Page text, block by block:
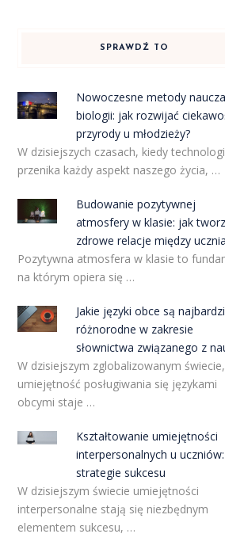
SPRAWDŹ TO
Nowoczesne metody
biologii: jak rozwijać
przyrody u młodzieży?
W dzisiejszych czasach, kiedy
przenika każdy aspekt naszego życia, …
Budowanie pozytywnej
atmosfery w klasie: jak
zdrowe relacje między
Pozytywna atmosfera w klasie to
na którym opiera się …
Jakie języki obce są
różnorodne w zakresie
słownictwa związanego z
W dzisiejszym zglobalizowanym świecie,
umiejętność posługiwania się językami
obcymi staje …
Kształtowanie umiejętności
interpersonalnych u uczniów:
strategie sukcesu
W dzisiejszym świecie umiejętności
interpersonalne stają się niezbędnym
elementem sukcesu, …